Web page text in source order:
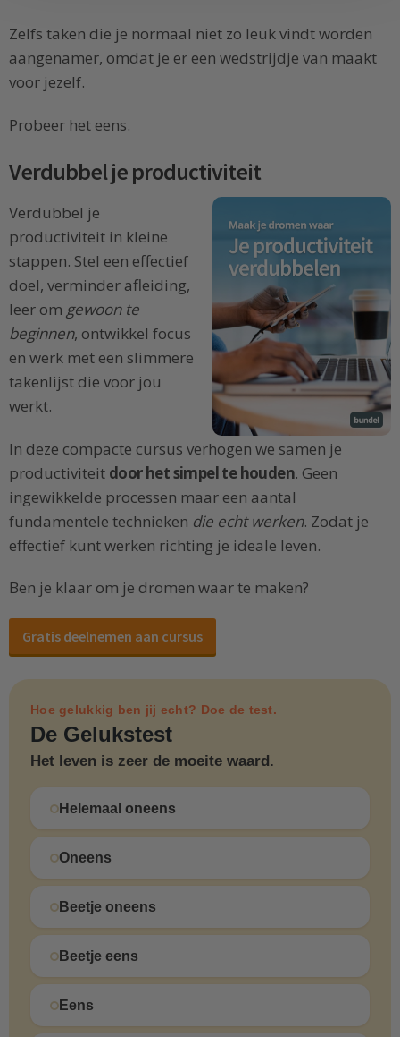
Zelfs taken die je normaal niet zo leuk vindt worden
aangenamer, omdat je er een wedstrijdje van maakt
voor jezelf.
Probeer het eens.
Verdubbel je productiviteit
Verdubbel je
productiviteit in kleine
stappen. Stel een effectief
doel, verminder afleiding,
leer om gewoon te
beginnen, ontwikkel focus
en werk met een slimmere
takenlijst die voor jou
werkt.
In deze compacte cursus verhogen we samen je
productiviteit door het simpel te houden. Geen
ingewikkelde processen maar een aantal
fundamentele technieken die echt werken. Zodat je
effectief kunt werken richting je ideale leven.
Ben je klaar om je dromen waar te maken?
Gratis deelnemen aan cursus
Hoe gelukkig ben jij echt? Doe de test.
De Gelukstest
Het leven is zeer de moeite waard.
Helemaal oneens
Oneens
Beetje oneens
Beetje eens
Eens